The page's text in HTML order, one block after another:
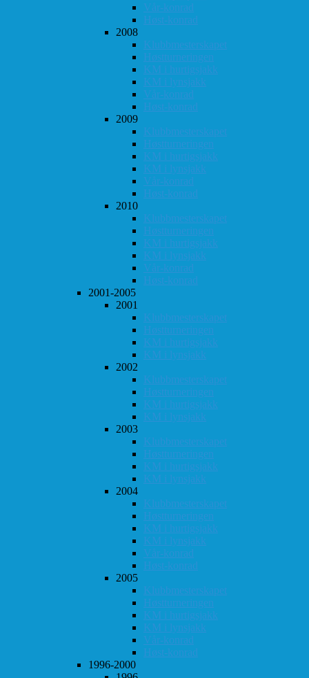
Vår-konrad
Høst-konrad
2008
Klubbmesterskapet
Høstturneringen
KM i hurtigsjakk
KM i lynsjakk
Vår-konrad
Høst-konrad
2009
Klubbmesterskapet
Høstturneringen
KM i hurtigsjakk
KM i lynsjakk
Vår-konrad
Høst-konrad
2010
Klubbmesterskapet
Høstturneringen
KM i hurtigsjakk
KM i lynsjakk
Vår-konrad
Høst-konrad
2001-2005
2001
Klubbmesterskapet
Høstturneringen
KM i hurtigsjakk
KM i lynsjakk
2002
Klubbmesterskapet
Høstturneringen
KM i hurtigsjakk
KM i lynsjakk
2003
Klubbmesterskapet
Høstturneringen
KM i hurtigsjakk
KM i lynsjakk
2004
Klubbmesterskapet
Høstturneringen
KM i hurtigsjakk
KM i lynsjakk
Vår-konrad
Høst-konrad
2005
Klubbmesterskapet
Høstturneringen
KM i hurtigsjakk
KM i lynsjakk
Vår-konrad
Høst-konrad
1996-2000